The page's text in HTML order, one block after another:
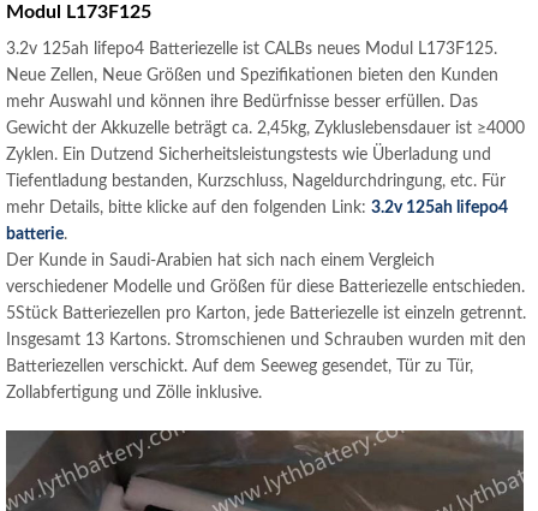
Modul L173F125
3.2v 125ah lifepo4 Batteriezelle ist CALBs neues Modul L173F125.
Neue Zellen, Neue Größen und Spezifikationen bieten den Kunden
mehr Auswahl und können ihre Bedürfnisse besser erfüllen. Das
Gewicht der Akkuzelle beträgt ca. 2,45kg, Zykluslebensdauer ist ≥4000
Zyklen. Ein Dutzend Sicherheitsleistungstests wie Überladung und
Tiefentladung bestanden, Kurzschluss, Nageldurchdringung, etc. Für
mehr Details, bitte klicke auf den folgenden Link: 3.2v 125ah lifepo4
batterie.
Der Kunde in Saudi-Arabien hat sich nach einem Vergleich
verschiedener Modelle und Größen für diese Batteriezelle entschieden.
5Stück Batteriezellen pro Karton, jede Batteriezelle ist einzeln getrennt.
Insgesamt 13 Kartons. Stromschienen und Schrauben wurden mit den
Batteriezellen verschickt. Auf dem Seeweg gesendet, Tür zu Tür,
Zollabfertigung und Zölle inklusive.